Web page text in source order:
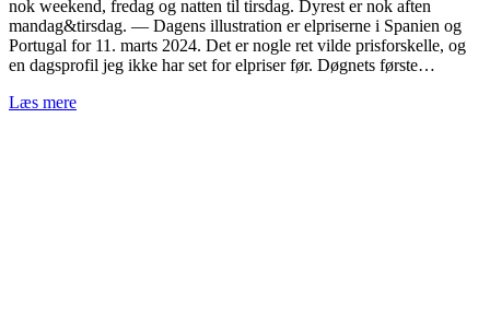
nok weekend, fredag og natten til tirsdag. Dyrest er nok aften
mandag&tirsdag. — Dagens illustration er elpriserne i Spanien og
Portugal for 11. marts 2024. Det er nogle ret vilde prisforskelle, og
en dagsprofil jeg ikke har set for elpriser før. Døgnets første…
Læs mere